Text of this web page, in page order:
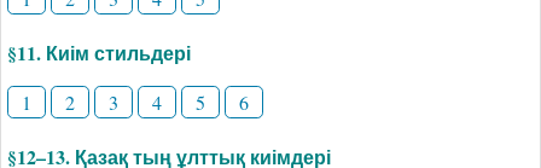
§11. Киім стильдері
1 2 3 4 5 6
§12–13. Қазақ тың ұлттық киімдері